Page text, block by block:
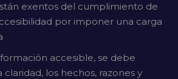
exentos del cumplimiento de
por imponer una carga
accesible, se debe
los hechos, razones y